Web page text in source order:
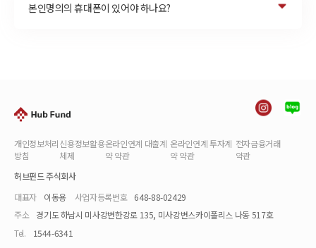
본인명의의 휴대폰이 있어야 하나요?
개인정보처리
방침
신용정보활용
체제
온라인연계 대출계
약 약관
온라인연계 투자계
약 약관
전자금융거래
약관
허브펀드 주식회사
대표자
이동용 사업자등록번호
648-88-02429
주소
경기도 하남시 미사강변한강로 135, 미사강변스카이폴리스 나동 517호
Tel.
1544-6341